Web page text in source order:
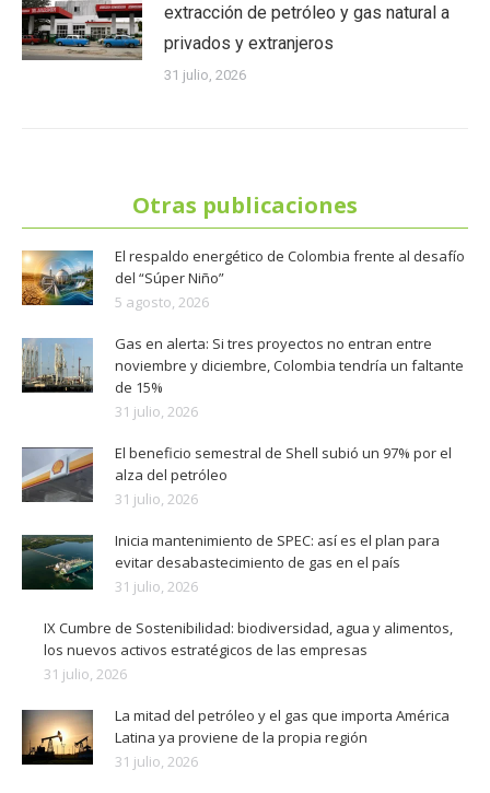
extracción de petróleo y gas natural a
privados y extranjeros
31 julio, 2026
Otras publicaciones
El respaldo energético de Colombia frente al desafío
del “Súper Niño”
5 agosto, 2026
Gas en alerta: Si tres proyectos no entran entre
noviembre y diciembre, Colombia tendría un faltante
de 15%
31 julio, 2026
El beneficio semestral de Shell subió un 97% por el
alza del petróleo
31 julio, 2026
Inicia mantenimiento de SPEC: así es el plan para
evitar desabastecimiento de gas en el país
31 julio, 2026
IX Cumbre de Sostenibilidad: biodiversidad, agua y alimentos,
los nuevos activos estratégicos de las empresas
31 julio, 2026
La mitad del petróleo y el gas que importa América
Latina ya proviene de la propia región
31 julio, 2026